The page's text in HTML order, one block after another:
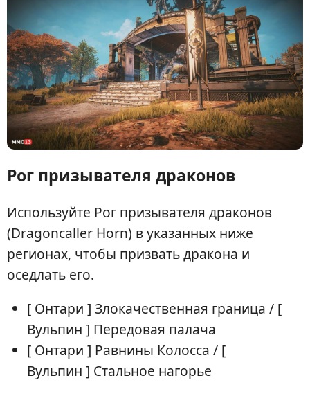
Рог призывателя драконов
Используйте Рог призывателя драконов
(Dragoncaller Horn) в указанных ниже
регионах, чтобы призвать дракона и
оседлать его.
[ Онтари ] Злокачественная граница / [
Вульпин ] Передовая палача
[ Онтари ] Равнины Колосса / [
Вульпин ] Стальное нагорье